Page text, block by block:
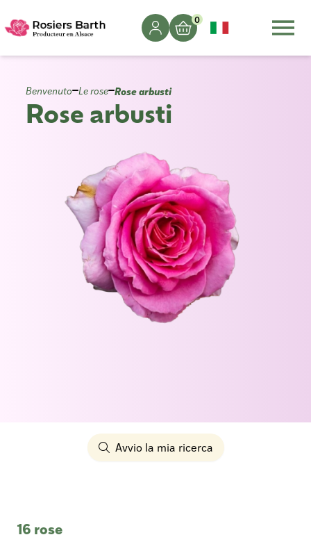
0
Benvenuto Le rose Rose arbusti
Rose arbusti
Avvio la mia ricerca
16 rose